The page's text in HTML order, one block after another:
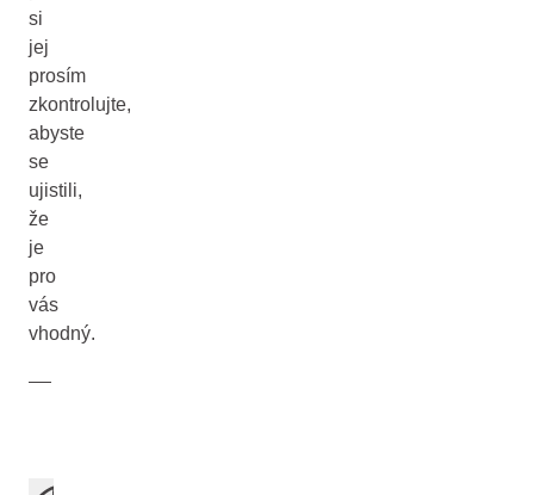
si
jej
prosím
zkontrolujte,
abyste
se
ujistili,
že
je
pro
vás
vhodný.